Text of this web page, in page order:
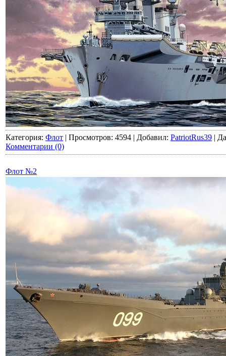
Категория: Флот | Просмотров: 4594 | Добавил: PatriotRus39 |
Комментарии (0)
Флот №2